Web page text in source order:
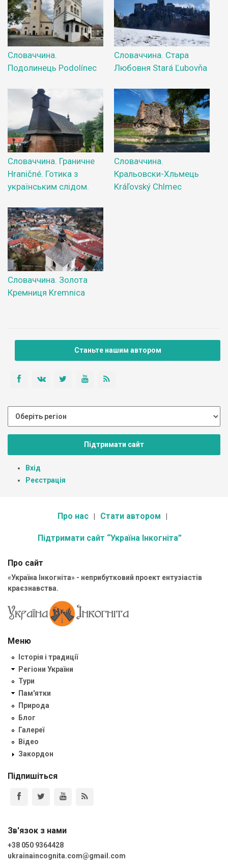
Словаччина.
Подолинець Podolínec
Словаччина. Стара
Любовня Stará Ľubovňa
Словаччина. Граничне
Hraničné. Готика з
українським слідом.
Словаччина.
Кральовски-Хльмець
Kráľovský Chlmec
Словаччина. Золота
Кремниця Kremnica
Станьте нашим автором
Підтримати сайт
Вхід
Реєстрація
Про нас Стати автором
Підтримати сайт “Україна Інкогніта”
Про сайт
«Україна Інкогніта» - неприбутковий проект ентузіастів
краєзнавства.
Меню
Історія і традиції
Регіони України
Тури
Пам'ятки
Природа
Блог
Галереї
Відео
Закордон
Підпишіться
Зв'язок з нами
+38 050 9364428
ukrainaincognita.com@gmail.com